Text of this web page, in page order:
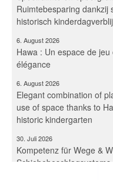
Ruimtebesparing dankzij
historisch
Hawa : Un espace de jeu
élégance
Elegant combination of
use of space thanks to
historic kindergarten
Kompetenz für Wege &
Schiebebeschlagsystems